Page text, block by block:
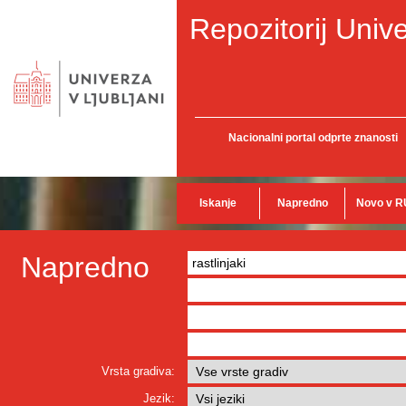
Repozitorij
Nacionalni portal odprte znanosti
Iskanje Napredno Novo v
Napredno
Vrsta gradiva:
Jezik: